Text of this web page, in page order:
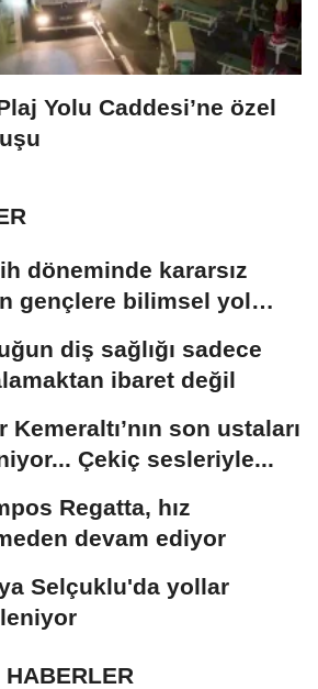
Yolu Caddesi’ne özel
döneminde kararsız
gençlere bilimsel yol
diş sağlığı sadece
ibaret değil
Kemeraltı’nın son ustaları
Çekiç sesleriyle...
Regatta, hız
devam ediyor
Selçuklu'da yollar